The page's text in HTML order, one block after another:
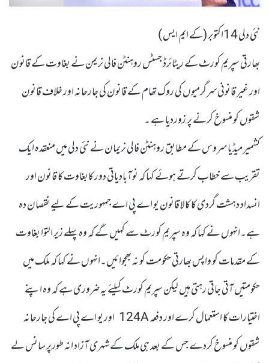
نئی دلی 14اکتوبر (کے ایم ایس )
بھارتی سپریم کورٹ کے ریٹائرڈ جسٹس روہنٹن فالی نریمن نے بغاوت کے قانون
اور غیر قانونی سرگرمیوں کی روک تھام کے قانون کی جارحانہ اور خلاف قانون
شقوں کو منسوخ کرنے پر زوردیا ہے ۔
کشمیر میڈیا سروس کے مطابق روہنٹن فالی نریمان نے نئی دلی میں منعقدہ ایک
تقریب سے خطاب کرتے ہوئے کہا کہ نوآبادیاتی دور کابغاوت کا قانون اور
انسداد دہشت گردی کا کالا قانون یو اے پی اے جمہوریت کے لیے نقصان دہ
ہے۔انہوں نے کہا کہ وہ سپریم کورٹ سے کہیں گے کہ وہ پہلے زیر التوا بغاوت
کے مقدمات کو واپس بھارتی حکومت کو نہ بھجوائیں۔انہوں نے کہا کہ ملک میں
حکومتیں آتی جاتی رہتی ہیں لیکن سپریم کورٹ کیلئے یہ ضروری ہے کہ وہ اپنے
اختیارات کا استعمال کرے اور دفعہ 124A اور یو اے پی اے کی جارحانہ
شقوں کو منسوخ کردے جس کے بعد ہی ملک کے شہری آزاد انہ طورپر سانس لے